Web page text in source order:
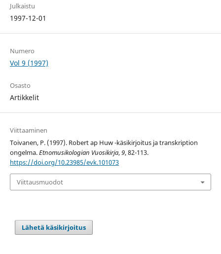
Julkaistu
1997-12-01
Numero
Vol 9 (1997)
Osasto
Artikkelit
Viittaaminen
Toivanen, P. (1997). Robert ap Huw -käsikirjoitus ja transkription
ongelma.Etnomusikologian Vuosikirja,9, 82-113.
https://doi.org/10.23985/evk.101073
Viittausmuodot
Lähetä käsikirjoitus